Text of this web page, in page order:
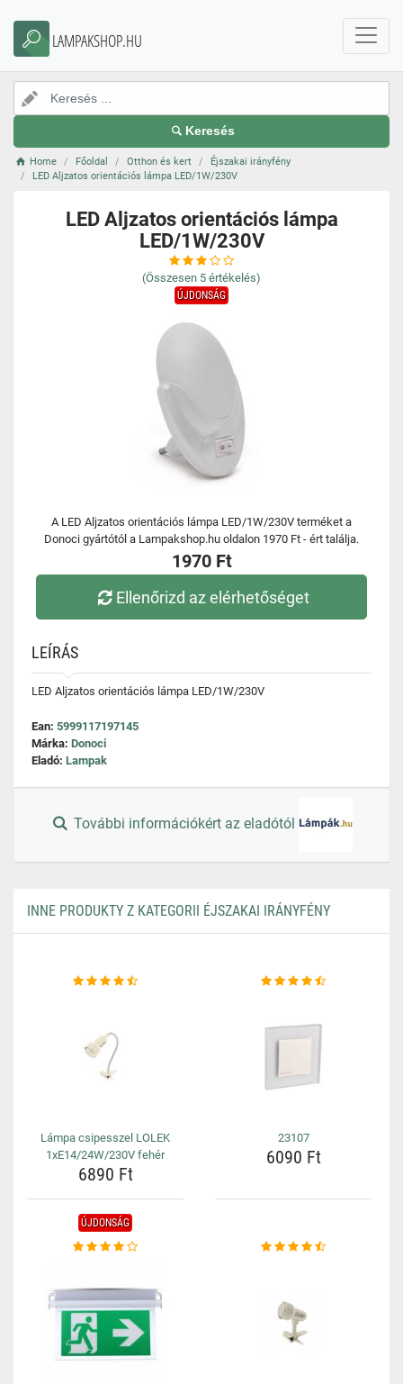
LAMPAKSHOP.HU
Keresés
Home Főoldal Otthon és kert
Éjszakai irányfény
LED Aljzatos orientációs lámpa LED/1W/230V
LED Aljzatos orientációs lámpa
LED/1W/230V
(Összesen 5 értékelés)
ÚJDONSÁG
A LED Aljzatos orientációs lámpa LED/1W/230V terméket a
Donoci gyártótól a Lampakshop.hu oldalon 1970 Ft - ért találja.
1970 Ft
Ellenőrizd az elérhetőséget
LEÍRÁS
LED Aljzatos orientációs lámpa LED/1W/230V
Ean: 5999117197145
Márka: Donoci
Eladó: Lampak
További információkért az eladótól
INNE PRODUKTY Z KATEGORII ÉJSZAKAI IRÁNYFÉNY
Lámpa csipesszel LOLEK
1xE14/24W/230V fehér
6890 Ft
23107
6090 Ft
ÚJDONSÁG